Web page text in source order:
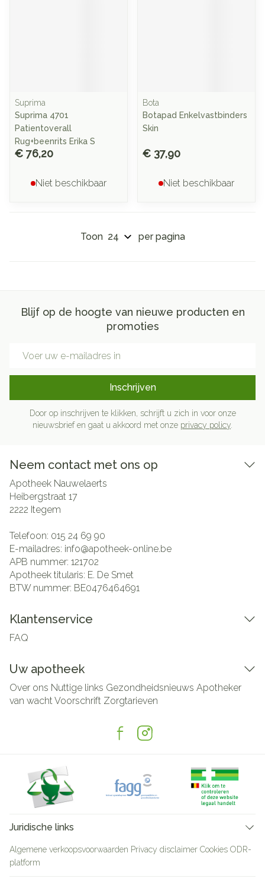
Suprima
Suprima 4701
Patientoverall
Rug+beenrits Erika S
€ 76,20
Niet beschikbaar
Bota
Botapad Enkelvastbinders
Skin
€ 37,90
Niet beschikbaar
Toon per pagina
Blijf op de hoogte van nieuwe producten en
promoties
Inschrijven
Door op inschrijven te klikken, schrijft u zich in voor onze
nieuwsbrief en gaat u akkoord met onze privacy policy
Neem contact met ons op
Apotheek Nauwelaerts
Heibergstraat 17
2222 Itegem
Telefoon: 015 24 69 90
E-mailadres: info@apotheek-online.be
APB nummer: 121702
Apotheek titularis: E. De Smet
BTW nummer: BE0476464691
Klantenservice
FAQ
Uw apotheek
Over ons Nuttige links Gezondheidsnieuws Apotheker
van wachtVoorschrift Zorgtarieven
Juridische links
Algemene verkoopsvoorwaarden Privacy disclaimer Cookies ODR-
platform